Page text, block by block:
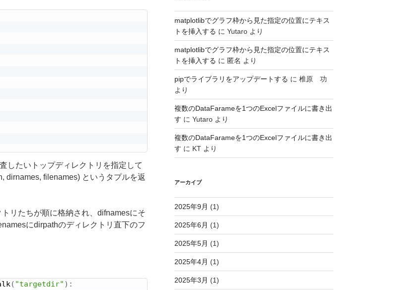
したいトップディレクトリを指定して
dirnames, filenames) というタプルを返
リたちが順に格納され、difnamesにそ
にdirpathのディレクトリ直下のフ
( "targetdir" ) :
matplotlibでグラフ枠から見た指定の位置にテキス
トを挿入する に Yutaroより
matplotlibでグラフ枠から見た指定の位置にテキス
トを挿入する に 匿名 より
pipでライブラリをアップデートする に 椎原 功
より
複数のDataFarameを1つのExcelファイルに書き出
す に Yutaroより
複数のDataFarameを1つのExcelファイルに書き出
す に KTより
アーカイブ
2025年9月 (1)
2025年6月 (1)
2025年5月 (1)
2025年4月 (1)
2025年3月 (1)